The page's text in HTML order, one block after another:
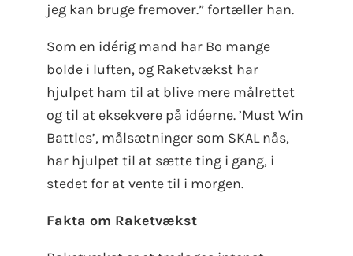
jeg kan bruge fremover.” fortæller han.
Som en idérig mand har Bo mange
bolde i luften, og Raketvækst har
hjulpet ham til at blive mere målrettet
og til at eksekvere på idéerne. ’Must Win
Battles’, målsætninger som SKAL nås,
har hjulpet til at sætte ting i gang, i
stedet for at vente til i morgen.
Fakta om Raketvækst